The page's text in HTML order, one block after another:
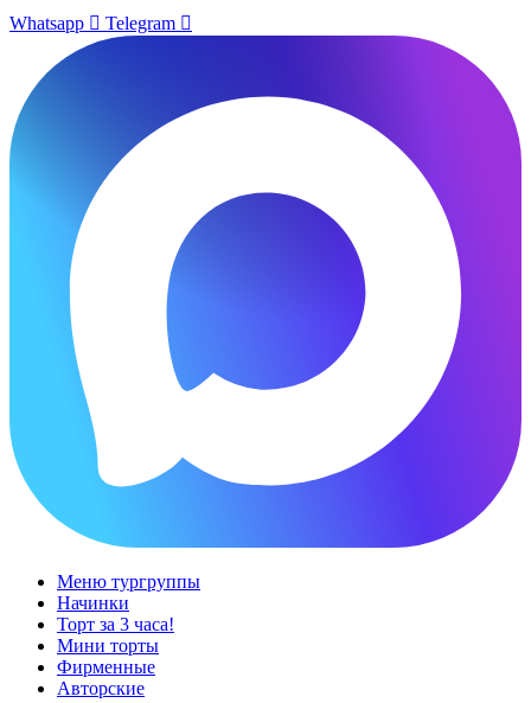
Whatsapp Telegram
Меню тургруппы
Начинки
Торт за 3 часа!
Мини торты
Фирменные
Авторские